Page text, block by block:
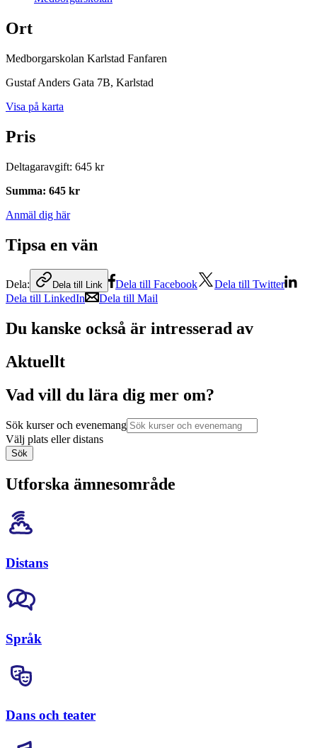
Ort
Medborgarskolan Karlstad Fanfaren
Gustaf Anders Gata 7B, Karlstad
Visa på karta
Pris
Deltagaravgift: 645 kr
Summa: 645 kr
Anmäl dig här
Tipsa en vän
Dela: Dela till Link Dela till Facebook
Dela till Twitter
Dela till LinkedIn
Dela till Mail
Du kanske också är intresserad av
Aktuellt
Vad vill du lära dig mer om?
Sök kurser och evenemang
Välj plats eller distans
Sök
Utforska ämnesområde
Distans
Språk
Dans och teater